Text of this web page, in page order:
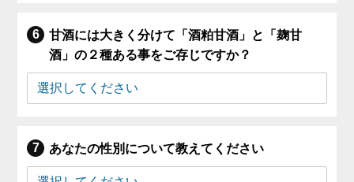
甘酒には大きく分けて「酒粕甘酒」と「麹甘
酒」の２種ある事をご存じですか？
あなたの性別について教えてください